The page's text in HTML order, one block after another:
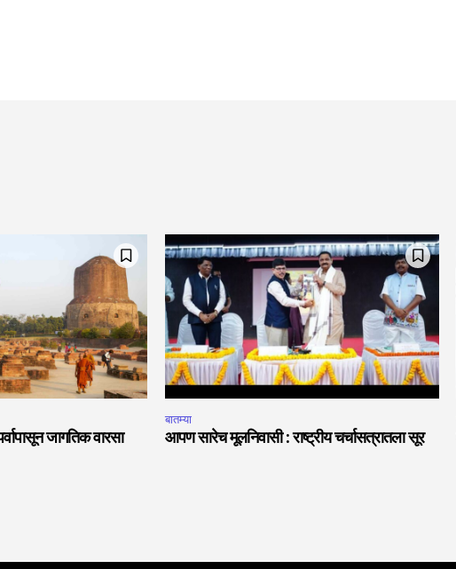
जागतिक वारसा
बातम्या
आपण सारेच मूलनिवासी : राष्ट्रीय चर्चासत्रातला सूर